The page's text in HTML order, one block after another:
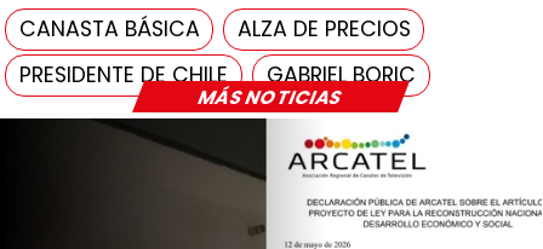
MÁS NOTICIAS
CANASTA BÁSICA
ALZA DE PRECIOS
PRESIDENTE DE CHILE
GABRIEL BORIC